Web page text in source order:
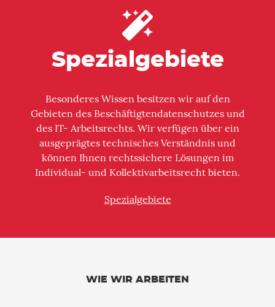
Spezialgebiete
Besonderes Wissen besitzen wir auf den
Gebieten des Beschäftigten­date­nschutzes und
des IT- Arbeitsrechts. Wir verfügen über ein
ausgeprägtes technisches Verständnis und
können Ihnen rechtssichere Lösungen im
Individual- und Kollektivarbeitsrecht bieten.
Spezialgebiete
WIE WIR ARBEITEN